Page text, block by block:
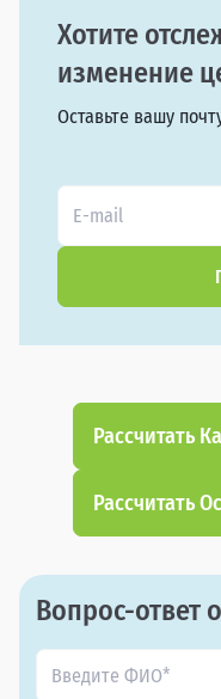
Хотите
изменение
Оставьте вашу
Рассчитать
Рассчитать
Вопрос-ответ